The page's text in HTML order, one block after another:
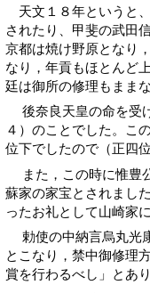
天文１８年というと
されたり、甲斐の武田
京都は焼け野原となり
なり，年貢もほとんど
廷は御所の修理もまま
４）のことでした。こ
位下でしたので（正四
蘇家の家宝とされまし
ったお礼として山崎家
とこなり，禁中御修理
賞を行わるべし」とあり